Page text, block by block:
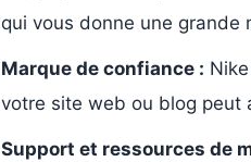
qui vous donne une
Marque de confiance :
votre site web ou blog peut
Support et ressources de